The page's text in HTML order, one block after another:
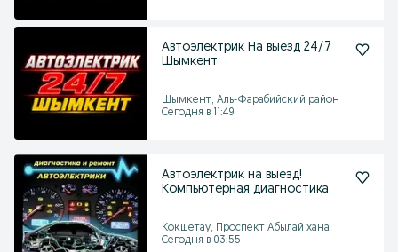
Автоэлектрик На выезд 24/7
Шымкент
Шымкент, Аль-Фарабийский район
Сегодня в 11:49
Автоэлектрик на выезд!
Компьютерная диагностика.
Кокшетау, Проспект Абылай хана
Сегодня в 03:55